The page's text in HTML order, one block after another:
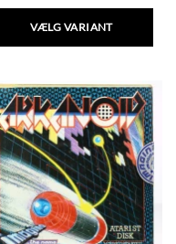
VÆLG VARIANT
har
flere
varianter.
Mulighederne
kan
vælges
på
varesiden